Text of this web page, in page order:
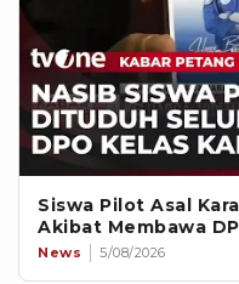
Siswa Pilot Asal
Akibat Membawa
News 5/08/2026